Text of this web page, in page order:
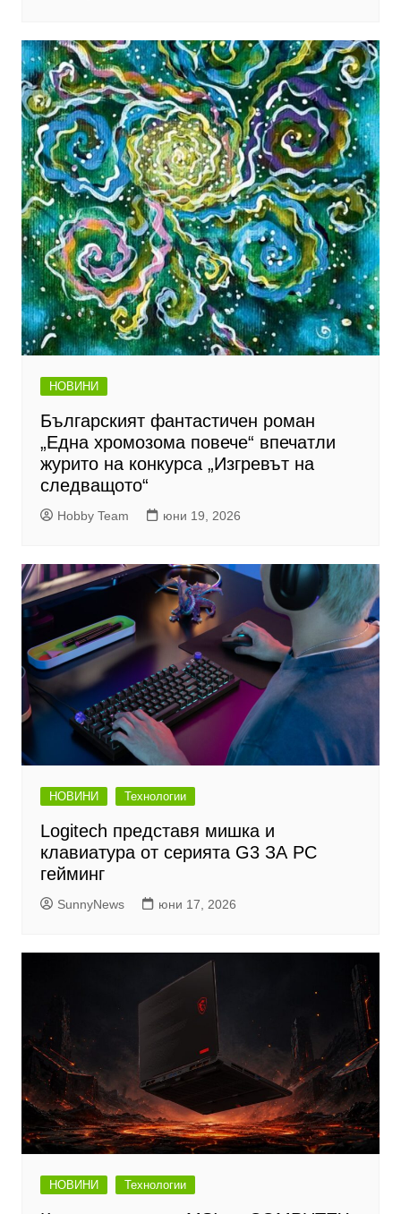
НОВИНИ
Българският фантастичен роман
„Една хромозома повече“ впечатли
журито на конкурса „Изгревът на
следващото“
Hobby Team юни 19, 2026
НОВИНИ Технологии
Logitech представя мишка и
клавиатура от серията G3 ЗА PC
гейминг
SunnyNews юни 17, 2026
НОВИНИ Технологии